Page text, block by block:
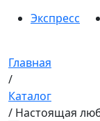
Экспресс
Главная
/
Каталог
/ Настоящая